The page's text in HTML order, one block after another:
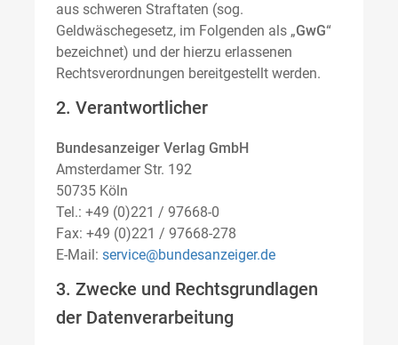
aus schweren Straftaten (sog.
Geldwäschegesetz, im Folgenden als „GwG“
bezeichnet) und der hierzu erlassenen
Rechtsverordnungen bereitgestellt werden.
2. Verantwortlicher
Bundesanzeiger Verlag GmbH
Amsterdamer Str. 192
50735 Köln
Tel.: +49 (0)221 / 97668-0
Fax: +49 (0)221 / 97668-278
E-Mail: service@bundesanzeiger.de
3. Zwecke und Rechtsgrundlagen
der Datenverarbeitung